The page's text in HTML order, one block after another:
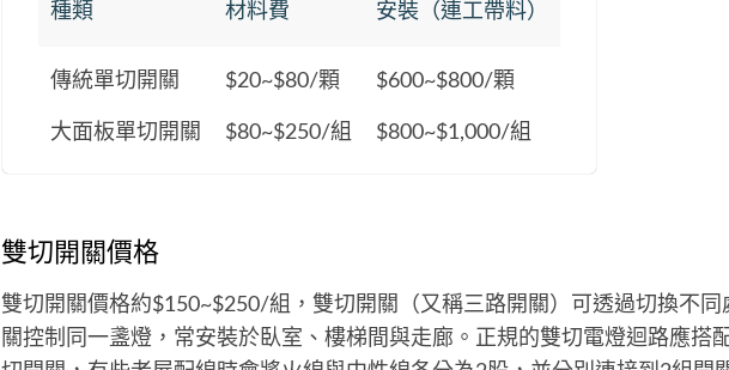
種類 材料費 安裝（連工帶料）
傳統單切開關 $20~$80/顆 $600~$800/顆
大面板單切開關 $80~$250/組 $800~$1,000/組
雙切開關價格
雙切開關價格約$150~$250/組，雙切開關（又稱三路開關）可透過切換不同
關控制同一盞燈，常安裝於臥室、樓梯間與走廊。正規的雙切電燈迴路應搭